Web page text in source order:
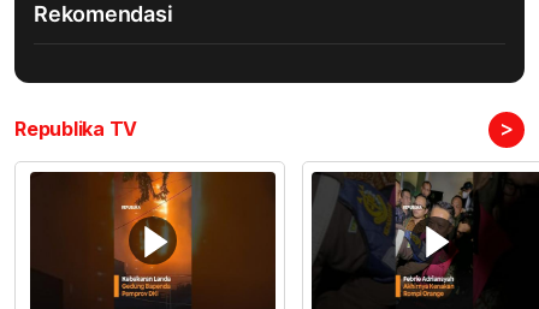
Rekomendasi
Republika TV >